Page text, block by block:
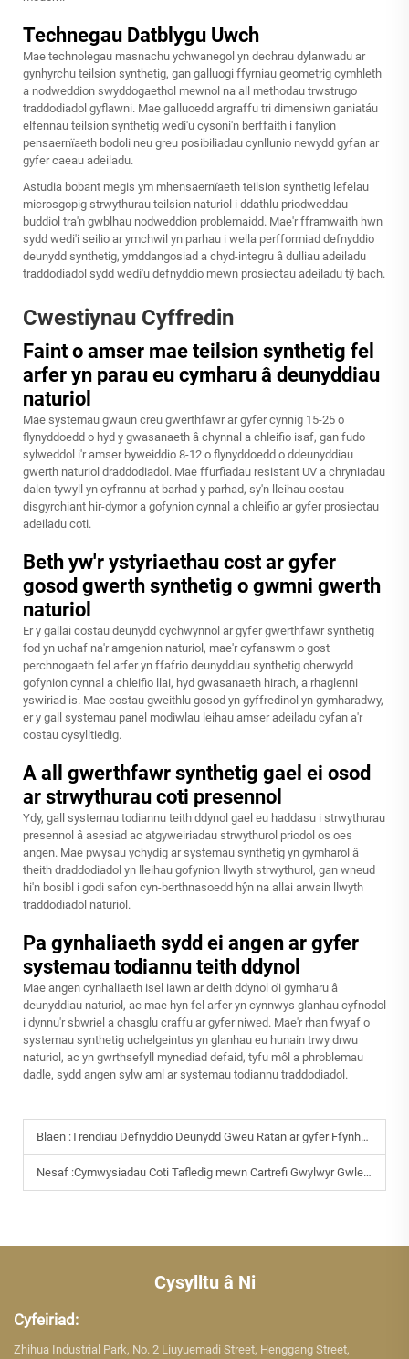
Technegau Datblygu Uwch
Mae technolegau masnachu ychwanegol yn dechrau dylanwadu ar
gynhyrchu teilsion synthetig, gan galluogi ffyrniau geometrig cymhleth
a nodweddion swyddogaethol mewnol na all methodau trwstrugo
traddodiadol gyflawni. Mae galluoedd argraffu tri dimensiwn ganiatáu
elfennau teilsion synthetig wedi'u cysoni'n berffaith i fanylion
pensaernïaeth bodoli neu greu posibiliadau cynllunio newydd gyfan ar
gyfer caeau adeiladu.
Astudia bobant megis ym mhensaernïaeth teilsion synthetig lefelau
microsgopig strwythurau teilsion naturiol i ddathlu priodweddau
buddiol tra'n gwblhau nodweddion problemaidd. Mae'r fframwaith hwn
sydd wedi'i seilio ar ymchwil yn parhau i wella perfformiad defnyddio
deunydd synthetig, ymddangosiad a chyd-integru â dulliau adeiladu
traddodiadol sydd wedi'u defnyddio mewn prosiectau adeiladu tŷ bach.
Cwestiynau Cyffredin
Faint o amser mae teilsion synthetig fel
arfer yn parau eu cymharu â deunyddiau
naturiol
Mae systemau gwaun creu gwerthfawr ar gyfer cynnig 15-25 o
flynyddoedd o hyd y gwasanaeth â chynnal a chleifio isaf, gan fudo
sylweddol i'r amser byweiddio 8-12 o flynyddoedd o ddeunyddiau
gwerth naturiol draddodiadol. Mae ffurfiadau resistant UV a chryniadau
dalen tywyll yn cyfrannu at barhad y parhad, sy'n lleihau costau
disgyrchiant hir-dymor a gofynion cynnal a chleifio ar gyfer prosiectau
adeiladu coti.
Beth yw'r ystyriaethau cost ar gyfer
gosod gwerth synthetig o gwmni gwerth
naturiol
Er y gallai costau deunydd cychwynnol ar gyfer gwerthfawr synthetig
fod yn uchaf na'r amgenion naturiol, mae'r cyfanswm o gost
perchnogaeth fel arfer yn ffafrio deunyddiau synthetig oherwydd
gofynion cynnal a chleifio llai, hyd gwasanaeth hirach, a rhaglenni
yswiriad is. Mae costau gweithlu gosod yn gyffredinol yn gymharadwy,
er y gall systemau panel modiwlau leihau amser adeiladu cyfan a'r
costau cysylltiedig.
A all gwerthfawr synthetig gael ei osod
ar strwythurau coti presennol
Ydy, gall systemau todiannu teith ddynol gael eu haddasu i strwythurau
presennol â asesiad ac atgyweiriadau strwythurol priodol os oes
angen. Mae pwysau ychydig ar systemau synthetig yn gymharol â
theith draddodiadol yn lleihau gofynion llwyth strwythurol, gan wneud
hi'n bosibl i godi safon cyn-berthnasoedd hŷn na allai arwain llwyth
traddodiadol naturiol.
Pa gynhaliaeth sydd ei angen ar gyfer
systemau todiannu teith ddynol
Mae angen cynhaliaeth isel iawn ar deith ddynol o'i gymharu â
deunyddiau naturiol, ac mae hyn fel arfer yn cynnwys glanhau cyfnodol
i dynnu'r sbwriel a chasglu craffu ar gyfer niwed. Mae'r rhan fwyaf o
systemau synthetig uchelgeintus yn glanhau eu hunain trwy drwu
naturiol, ac yn gwrthsefyll mynediad defaid, tyfu môl a phroblemau
dadle, sydd angen sylw aml ar systemau todiannu traddodiadol.
Blaen :Trendiau Defnyddio Deunydd Gweu Ratan ar gyfer Ffynhonnell ac Adleoli Tô
Nesaf :Cymwysiadau Coti Tafledig mewn Cartrefi Gwylwyr Gwledig
Cysylltu â Ni
Cyfeiriad:
Zhihua Industrial Park, No. 2 Liuyuemadi Street, Henggang Street,